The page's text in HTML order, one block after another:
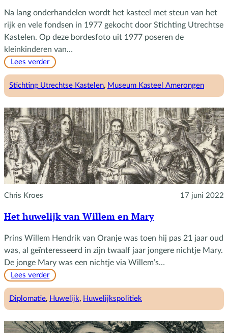
Na lang onderhandelen wordt het kasteel met steun van het
rijk en vele fondsen in 1977 gekocht door Stichting Utrechtse
Kastelen. Op deze bordesfoto uit 1977 poseren de
kleinkinderen van…
Lees verder:
en
Stichting Utrechtse Kastelen, Museum Kasteel Amerongen
Chris Kroes 17 juni 2022
Het huwelijk van Willem en Mary
Prins Willem Hendrik van Oranje was toen hij pas 21 jaar oud
was, al geïnteresseerd in zijn twaalf jaar jongere nichtje Mary.
De jonge Mary was een nichtje via Willem’s…
Lees verder:
huwelijk
en
Diplomatie, Huwelijk, Huwelijkspolitiek